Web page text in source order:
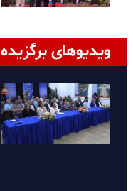
ویدیوهای برگزیده